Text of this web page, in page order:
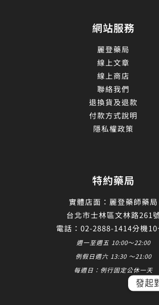
網站服務
麗登藥局
線上文章
線上商店
聯絡我們
退換貨及退款
付款方式說明
隱私權政策
特約藥局
實體店面：麗登藥師藥局
台北市士林區文林路261
電話：02-2888-1414分機
週一至週五 10:00～22:00
例假日週六 13:30 ～21:00
每週日：例行固定公休一天
發起